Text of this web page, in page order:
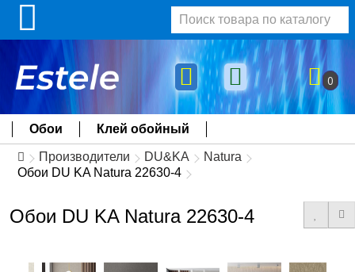
0
Обои Клей обойный
Производители DU&KA
Natura
Обои DU KA Natura 22630-4
Обои DU KA Natura 22630-4